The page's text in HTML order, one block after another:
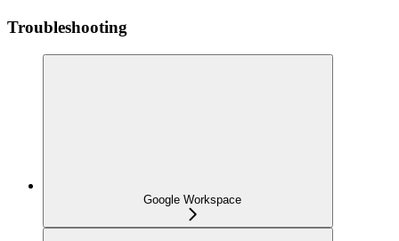
Troubleshooting
Google Workspace